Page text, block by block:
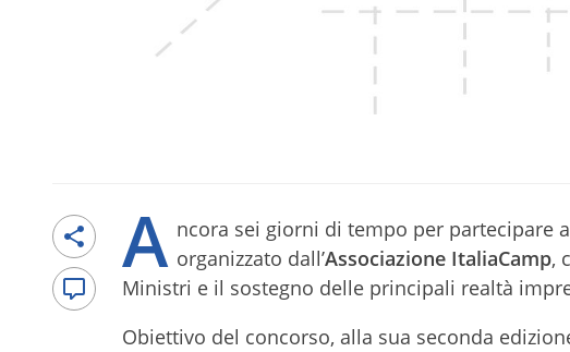
A ncora sei giorni di tempo per partecipare
organizzato dall’Associazione ItaliaCamp,
Ministri e il sostegno delle principali realtà
Obiettivo del concorso, alla sua seconda